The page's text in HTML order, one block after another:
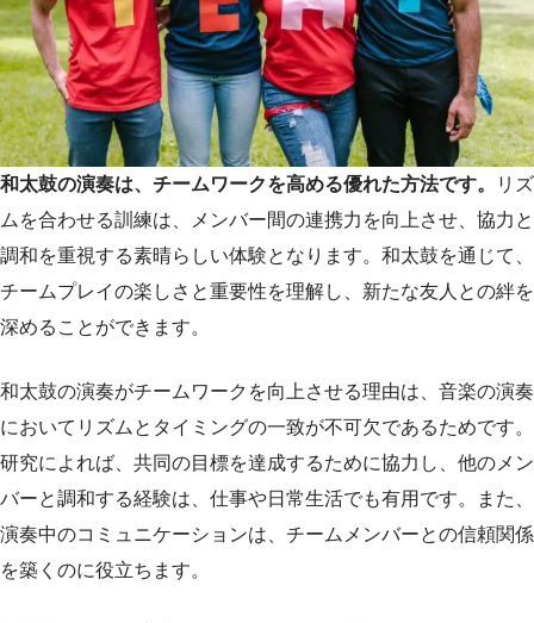
和太鼓の演奏は、チームワークを高める優れた方法です。
リズ
ムを合わせる訓練は、メンバー間の連携力を向上させ、協力と
調和を重視する素晴らしい体験となります。和太鼓を通じて、
チームプレイの楽しさと重要性を理解し、新たな友人との絆を
深めることができます。
和太鼓の演奏がチームワークを向上させる理由は、音楽の演奏
においてリズムとタイミングの一致が不可欠であるためです。
研究によれば、共同の目標を達成するために協力し、他のメン
バーと調和する経験は、仕事や日常生活でも有用です。また、
演奏中のコミュニケーションは、チームメンバーとの信頼関係
を築くのに役立ちます。